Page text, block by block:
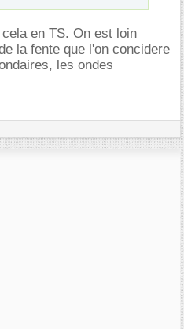
en TS. On est loin
la fente que l'on concidere
les ondes